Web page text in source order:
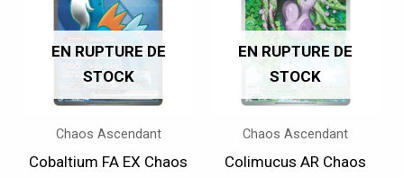
EN RUPTURE DE
STOCK
Chaos Ascendant
Cobaltium FA EX Chaos
EN RUPTURE DE
STOCK
Chaos Ascendant
Colimucus AR Chaos